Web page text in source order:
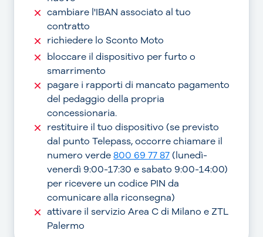
cambiare l'IBAN associato al tuo
contratto
richiedere lo Sconto Moto
bloccare il dispositivo per furto o
smarrimento
pagare i rapporti di mancato pagamento
del pedaggio della propria
concessionaria.
restituire il tuo dispositivo (se previsto
dal punto Telepass, occorre chiamare il
numero verde800 69 77 87(lunedì-
venerdì 9:00-17:30 e sabato 9:00-14:00)
per ricevere un codice PIN da
comunicare alla riconsegna)
attivare il servizio Area C di Milano e ZTL
Palermo